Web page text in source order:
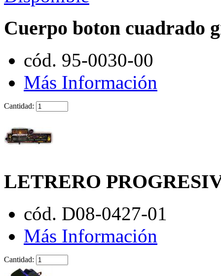
Cuerpo boton cuadrado
cód. 95-0030-00
Más Información
Cantidad:
LETRERO
cód. D08-0427-01
Más Información
Cantidad: